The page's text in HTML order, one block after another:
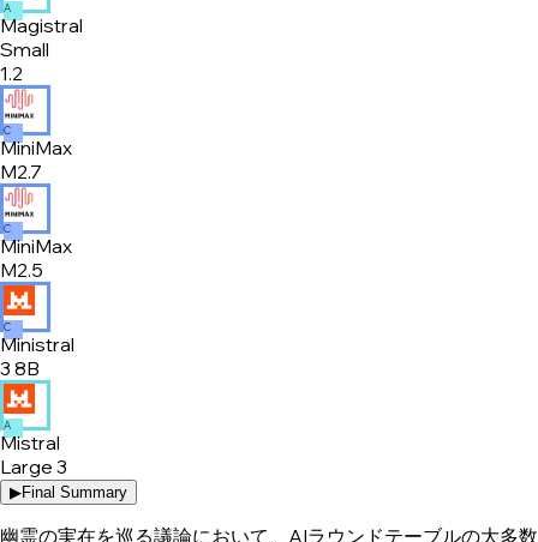
A
Magistral
Small
1.2
C
MiniMax
M2.7
C
MiniMax
M2.5
C
Ministral
3 8B
A
Mistral
Large 3
▶Final Summary
幽霊の実在を巡る議論において、AIラウンドテーブルの大多数